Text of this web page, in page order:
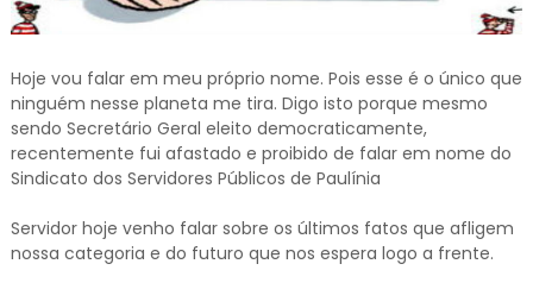
Hoje vou falar em meu próprio nome. Pois esse é o único que
ninguém nesse planeta me tira. Digo isto porque mesmo
sendo Secretário Geral eleito democraticamente,
recentemente fui afastado e proibido de falar em nome do
Sindicato dos Servidores Públicos de Paulínia
Servidor hoje venho falar sobre os últimos fatos que afligem
nossa categoria e do futuro que nos espera logo a frente.